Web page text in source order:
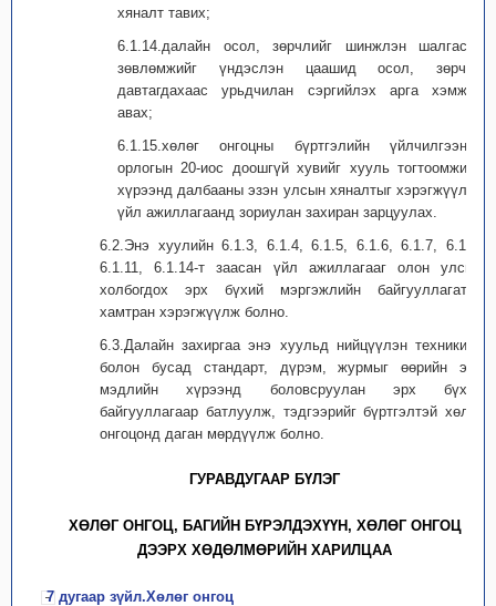
хяналт тавих;
6.1.14.далайн осол, зөрчлийг шинжлэн шалгасан
зөвлөмжийг үндэслэн цаашид осол, зөрчил
давтагдахаас урьдчилан сэргийлэх арга хэмжээ
авах;
6.1.15.хөлөг онгоцны бүртгэлийн үйлчилгээний
орлогын 20-иос доошгүй хувийг хууль тогтоомжийн
хүрээнд далбааны эзэн улсын хяналтыг хэрэгжүүлэх
үйл ажиллагаанд зориулан захиран зарцуулах.
6.2.Энэ хуулийн 6.1.3, 6.1.4, 6.1.5, 6.1.6, 6.1.7, 6.1.9,
6.1.11, 6.1.14-т заасан үйл ажиллагааг олон улсын
холбогдох эрх бүхий мэргэжлийн байгууллагатай
хамтран хэрэгжүүлж болно.
6.3.Далайн захиргаа энэ хуульд нийцүүлэн техникийн
болон бусад стандарт, дүрэм, журмыг өөрийн эрх
мэдлийн хүрээнд боловсруулан эрх бүхий
байгууллагаар батлуулж, тэдгээрийг бүртгэлтэй хөлөг
онгоцонд даган мөрдүүлж болно.
ГУРАВДУГААР БҮЛЭГ
ХӨЛӨГ ОНГОЦ, БАГИЙН БҮРЭЛДЭХҮҮН, ХӨЛӨГ ОНГОЦ
ДЭЭРХ ХӨДӨЛМӨРИЙН ХАРИЛЦАА
7 дугаар зүйл.Хөлөг онгоц